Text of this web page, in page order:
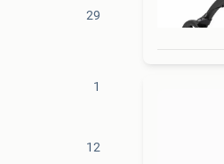
29
1
12